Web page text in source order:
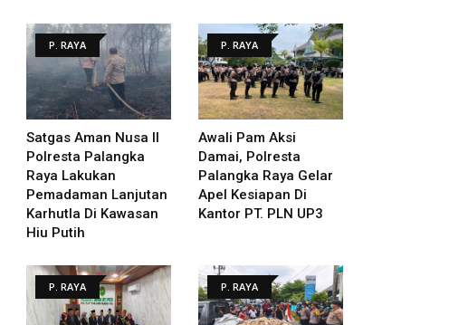
P. RAYA
Satgas Aman Nusa II
Polresta Palangka
Raya Lakukan
Pemadaman Lanjutan
Karhutla Di Kawasan
Hiu Putih
P. RAYA
Awali Pam Aksi
Damai, Polresta
Palangka Raya Gelar
Apel Kesiapan Di
Kantor PT. PLN UP3
P. RAYA P. RAYA